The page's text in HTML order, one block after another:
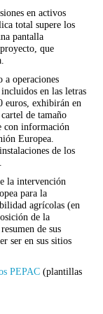
en activos
total supere los
pantalla
que
a operaciones
en las letras
euros, exhibirán en
de tamaño
con información
Europea.
de los
la intervención
para la
agrícolas (en
de la
de sus
ser en sus sitios
PEPAC (plantillas